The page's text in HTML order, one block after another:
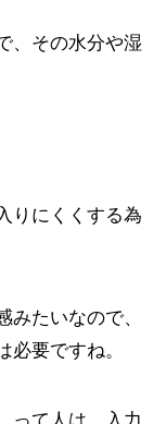
、その水分や湿
りにくくする為
みたいなので、
要ですね。